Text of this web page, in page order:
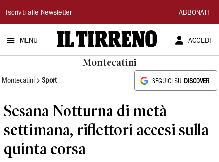
Il
Tirreno
Iscriviti alle Newsletter ABBONATI
MENU ACCEDI
Montecatini
Montecatini Sport SEGUICI SU DISCOVER
Sesana Notturna di metà
settimana, riflettori accesi sulla
quinta corsa